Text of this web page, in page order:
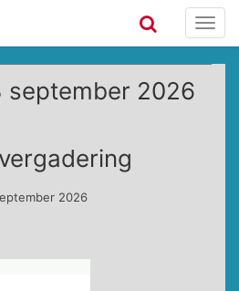
september 2026
2026